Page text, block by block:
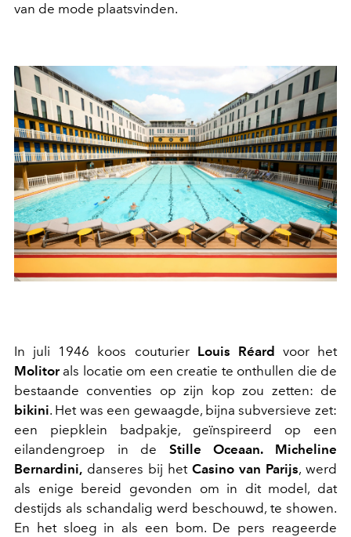
van de mode plaatsvinden.
In juli 1946 koos couturier Louis Réard voor het
Molitorals locatie om een creatie te onthullen die de
bestaande conventies op zijn kop zou zetten: de
bikini. Het was een gewaagde, bijna subversieve zet:
een piepklein badpakje, geïnspireerd op een
eilandengroep in de Stille Oceaan. Micheline
Bernardini, danseres bij het Casino van Parijs, werd
als enige bereid gevonden om in dit model, dat
destijds als schandalig werd beschouwd, te showen.
En het sloeg in als een bom. De pers reageerde